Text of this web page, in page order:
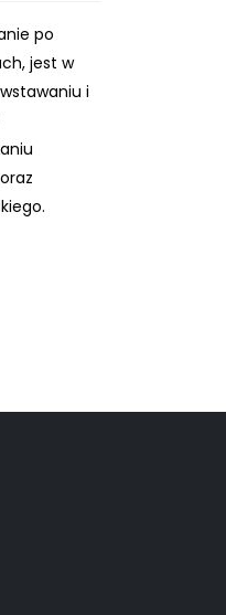
po
jest w
i